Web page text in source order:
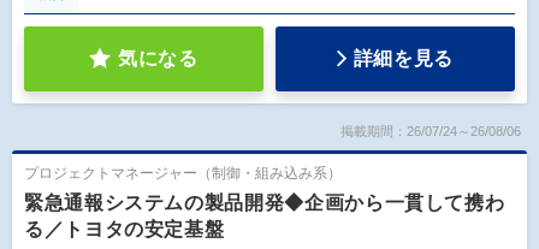
気になる 詳細を見る
掲載期間：26/07/24～26/08/06
プロジェクトマネージャー（制御・組み込み系）
緊急通報システムの製品開発◆企画から一貫して携わ
る／トヨタの安定基盤